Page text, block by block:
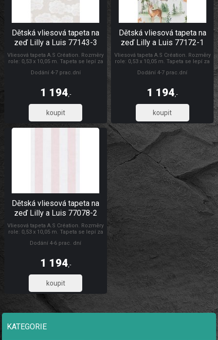
Dětská vliesová tapeta na
zeď Lilly a Luis 77143-3
Vliesová tapeta A.S Création. Rozměry
role: 0,53 x 10,05 m. Tapeta se lepí za
zeď. Vliesové tapety na zeď se
zakrytí jemných prasklin.
Dodání 4-7 prac.dní
1 194 ,-
987,12
Dětská vliesová tapeta na
zeď Lilly a Luis 77172-1
Vliesová tapeta A.S Création. Rozměry
role: 0,53 x 10,05 m. Tapeta se lepí za
zeď. Vliesové tapety na zeď se
zakrytí jemných prasklin.
Dodání 4-7 prac.dní
1 194 ,-
987,12
Dětská vliesová tapeta na
zeď Lilly a Luis 77078-2
Vliesová tapeta A.S Création. Rozměry
role: 0,53 x 10,05 m. Tapeta se lepí za
zeď. Vliesové tapety na zeď se
zakrytí jemných prasklin.
Dodání 4-6 prac. dní
1 194,-
987,12
KATEGORIE